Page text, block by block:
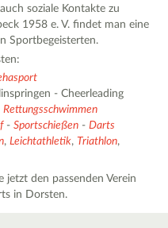
soziale Kontakte zu
1958 e. V. findet man eine
Sportbegeisterten.
- Cheerleading
Rettungsschwimmen
-Sportschießen -Darts
,Leichtathletik, Triathlon,
den passenden Verein
in Dorsten.